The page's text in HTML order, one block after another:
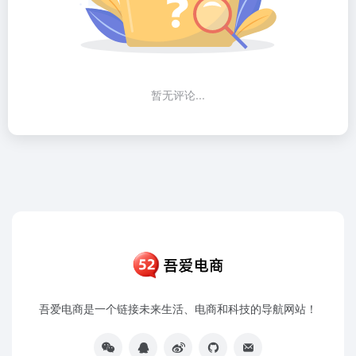
暂无评论...
吾爱电商是一个链接未来生活、电商和科技的导航网站！